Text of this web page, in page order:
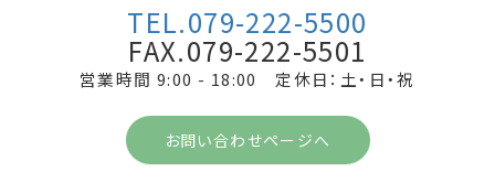
TEL.079-222-5500
FAX.079-222-5501
営業時間 9:00 - 18:00 定休日：土・日・祝
お問い合わせページへ